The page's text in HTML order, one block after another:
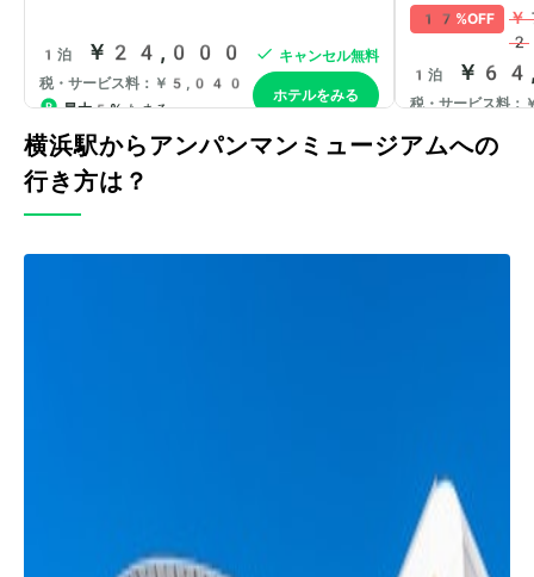
横浜駅からアンパンマンミュージアムへの
行き方は？